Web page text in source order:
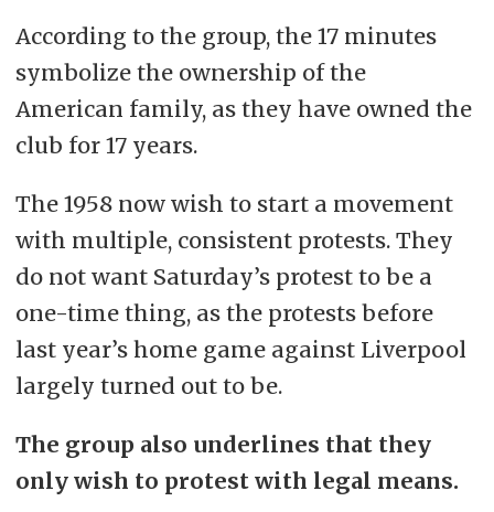
According to the group, the 17 minutes
symbolize the ownership of the
American family, as they have owned the
club for 17 years.
The 1958 now wish to start a movement
with multiple, consistent protests. They
do not want Saturday’s protest to be a
one-time thing, as the protests before
last year’s home game against Liverpool
largely turned out to be.
The group also underlines that they
only wish to protest with legal means.